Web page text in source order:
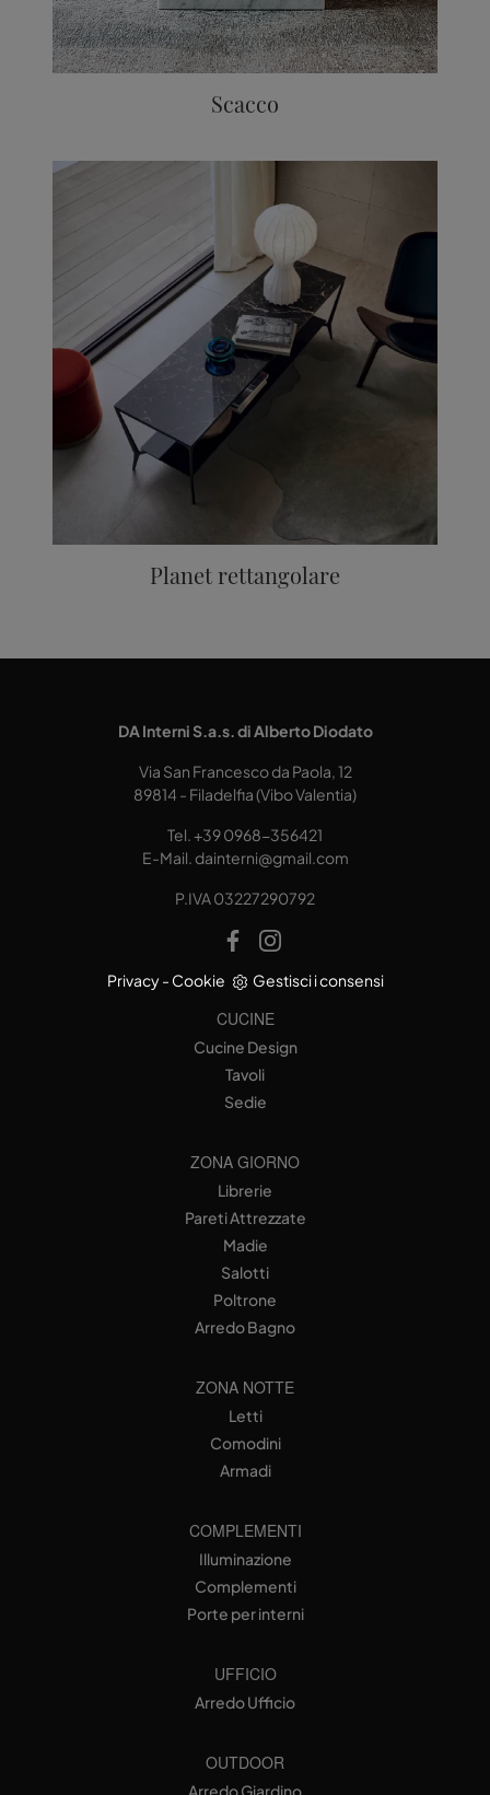
Scacco
Planet rettangolare
DA Interni S.a.s. di Alberto Diodato
Via San Francesco da Paola, 12
89814 - Filadelfia (Vibo Valentia)
Tel.+39 0968-356421
E-Mail. dainterni@gmail.com
P.IVA 03227290792
Privacy- Cookie Gestisci i consensi
CUCINE
Cucine Design
Tavoli
Sedie
ZONA GIORNO
Librerie
Pareti Attrezzate
Madie
Salotti
Poltrone
Arredo Bagno
ZONA NOTTE
Letti
Comodini
Armadi
COMPLEMENTI
Illuminazione
Complementi
Porte per interni
UFFICIO
Arredo Ufficio
OUTDOOR